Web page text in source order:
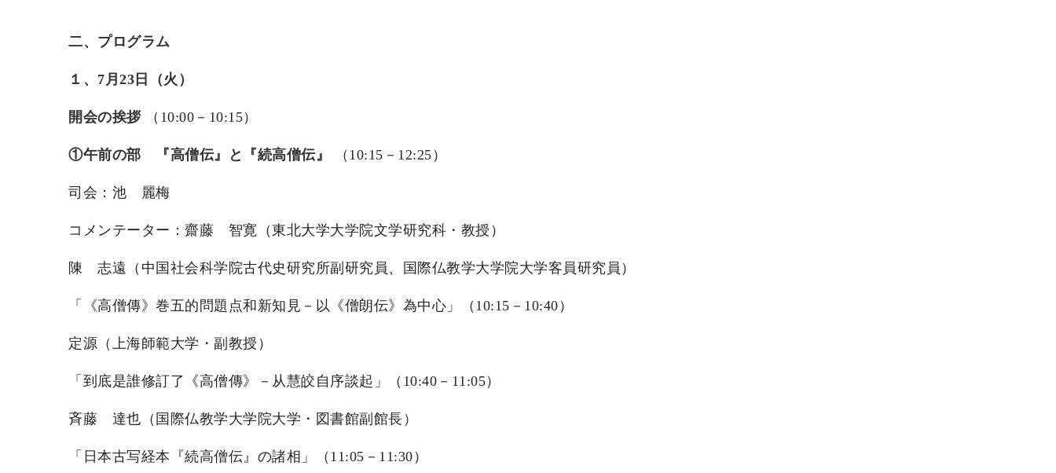
二、プログラム
１、7月23日（火）
開会の挨拶（10:00－10:15）
①午前の部 『高僧伝』と『続高僧伝』 （10:15－12:25）
司会：池 麗梅
コメンテーター：齋藤 智寛（東北大学大学院文学研究科・教授）
陳 志遠（中国社会科学院古代史研究所副研究員、国際仏教学大学院大学客員研究員）
「《高僧傳》巻五的問題点和新知見－以《僧朗伝》為中心」（10:15－10:40）
定源（上海師範大学・副教授）
「到底是誰修訂了《高僧傳》－从慧皎自序談起」（10:40－11:05）
斉藤 達也（国際仏教学大学院大学・図書館副館長）
「日本古写経本『続高僧伝』の諸相」（11:05－11:30）